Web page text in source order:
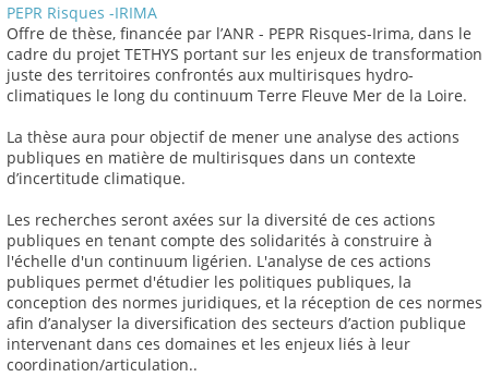
PEPR Risques -IRIMA
Offre de thèse, financée par l’ANR - PEPR Risques-Irima, dans le
cadre du projet TETHYS portant sur les enjeux de transformation
juste des territoires confrontés aux multirisques hydro-
climatiques le long du continuum Terre Fleuve Mer de la Loire.
La thèse aura pour objectif de mener une analyse des actions
publiques en matière de multirisques dans un contexte
d’incertitude climatique.
Les recherches seront axées sur la diversité de ces actions
publiques en tenant compte des solidarités à construire à
l'échelle d'un continuum ligérien. L'analyse de ces actions
publiques permet d'étudier les politiques publiques, la
conception des normes juridiques, et la réception de ces normes
afin d’analyser la diversification des secteurs d’action publique
intervenant dans ces domaines et les enjeux liés à leur
coordination/articulation..